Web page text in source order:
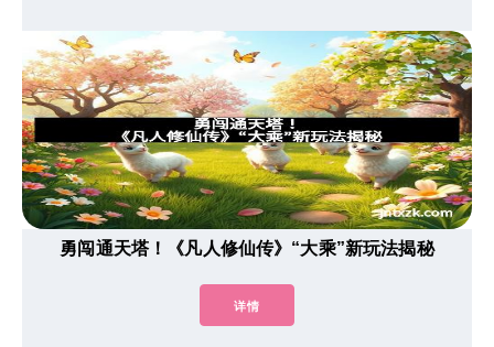
勇闯通天塔！《凡人修仙传》“大乘”新玩法揭秘
详情